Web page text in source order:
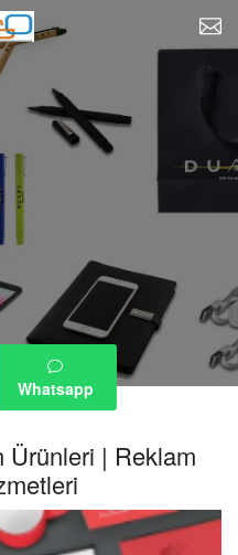
Whatsapp
Ürünleri | Reklam